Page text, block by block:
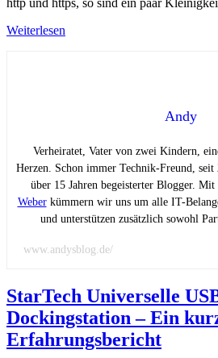
http und https, so sind ein paar
Weiterlesen
Andy
Verheiratet, Vater von zwei Kindern,
Herzen. Schon immer Technik-Freund,
über 15 Jahren begeisterter Blogger.
Weberkümmern wir uns um alle IT-
und unterstützen zusätzlich sowohl
www.andysblog.de/
StarTech Universelle
Dockingstation – Ein
Erfahrungsbericht